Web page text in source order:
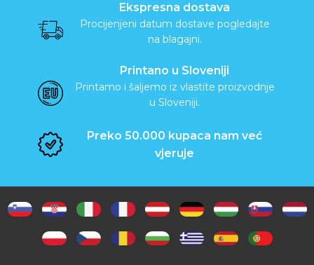
Ekspresna dostava
Procijenjeni datum dostave pogledajte
na blagajni.
Printano u Sloveniji
Printamo i šaljemo iz vlastite proizvodnje
u Sloveniji.
Preko 50.000 kupaca nam već
vjeruje